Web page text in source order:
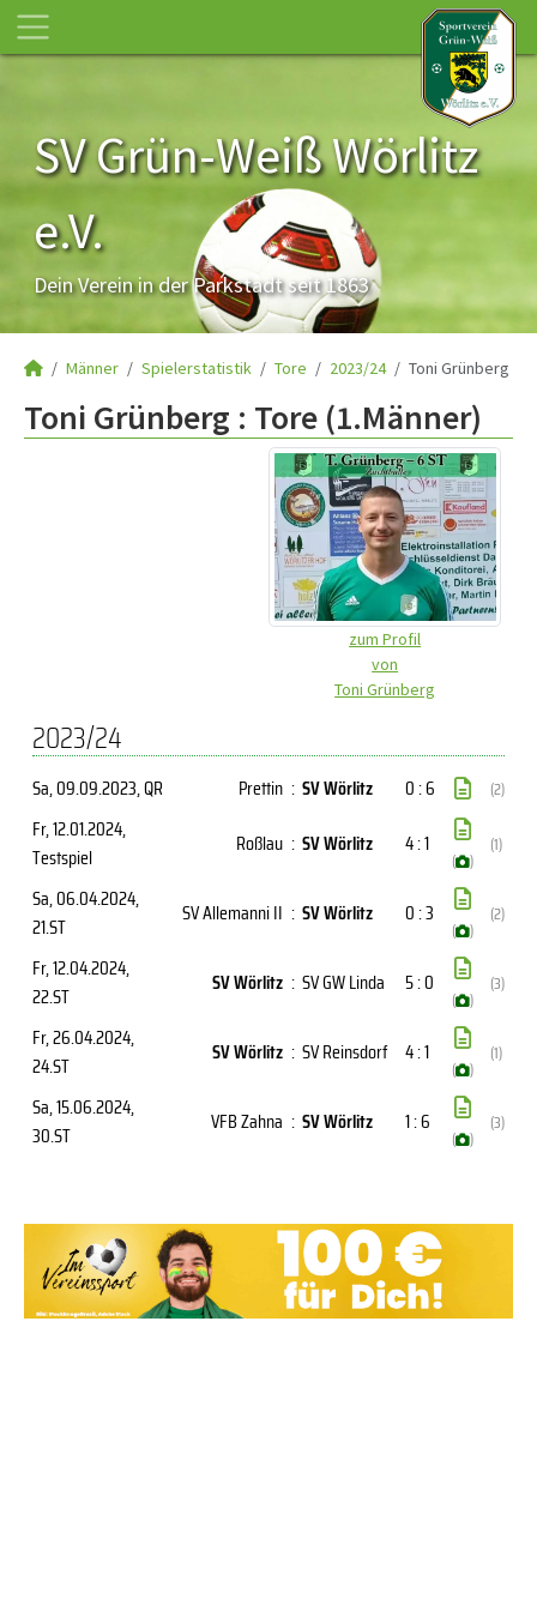
SV Grün-Weiß Wörlitz
e.V.
Dein Verein in der Parkstadt seit 1863
Männer Spielerstatistik Tore 2023/24 Toni Grünberg
Toni Grünberg : Tore (1.Männer)
zum Profil
von
Toni Grünberg
2023/24
Sa, 09.09.2023, QR Prettin : SV Wörlitz 0 : 6 (2)
Fr, 12.01.2024,
Testspiel
Roßlau : SV Wörlitz 4 : 1
( )
(1)
Sa, 06.04.2024,
21.ST
SV Allemanni II : SV Wörlitz 0 : 3
( )
(2)
Fr, 12.04.2024,
22.ST
SV Wörlitz : SV GW Linda 5 : 0
( )
(3)
Fr, 26.04.2024,
24.ST
SV Wörlitz : SV Reinsdorf 4 : 1
( )
(1)
Sa, 15.06.2024,
30.ST
VFB Zahna : SV Wörlitz 1 : 6
( )
(3)